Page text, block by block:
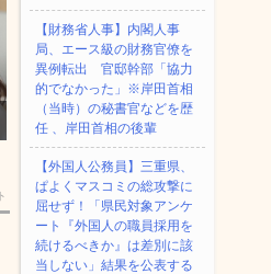
【財務省人事】内閣人事
局、エース級の財務官僚を
異例転出 官邸幹部「協力
的でなかった」※岸田首相
（当時）の秘書官などを歴
任 、岸田首相の後輩
【外国人公務員】三重県、
ぱよくマスコミの総攻撃に
屈せず！「県民対象アンケ
ート『外国人の職員採用を
続けるべきか』は差別に該
当しない」結果を公表する